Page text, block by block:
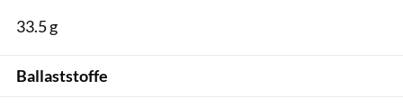
33.5 g
Ballaststoffe